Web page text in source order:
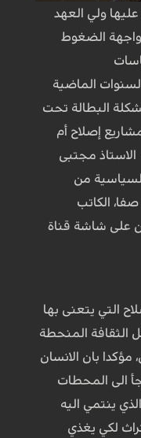
ولي العهد
الضغوط
الماضية
البطالة تحت
إصلاح أم
مجتبى
من
الكاتب
على شاشة قناة
التي يتعنى بها
المنحطة
مؤكدا بان الانسان
الى المحطات
ينتمي اليه
لكي يغذي